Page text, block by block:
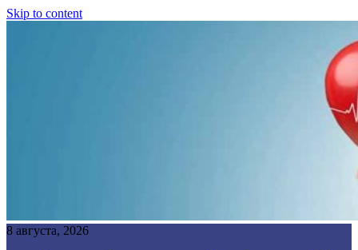
Skip to content
8 августа, 2026